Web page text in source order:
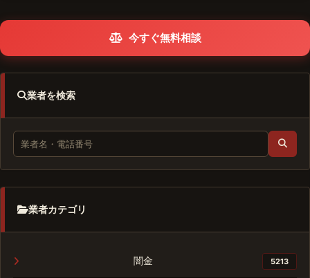
今すぐ無料相談
業者を検索
業者カテゴリ
闇金 5213